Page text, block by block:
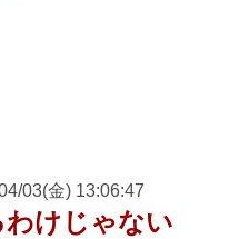
03(金) 13:06:47
けじゃない